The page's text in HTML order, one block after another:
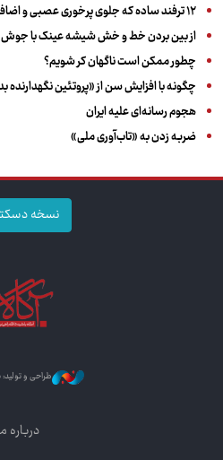
۱۲ ترفند ساده که جلوی پرخوری عصبی و اضافه ‌وزن را می‌گیرد
از بین بردن خط و خش شیشه عینک با
چطور ممکن است ناگهان کر شویم؟
چگونه با افزایش سن از «پروتئین نگهدارنده
هجوم رسانه‌ای علیه ایران
ضربه زدن به «تاب‌آوری ملی»
نسخه
طراحی و
درباره